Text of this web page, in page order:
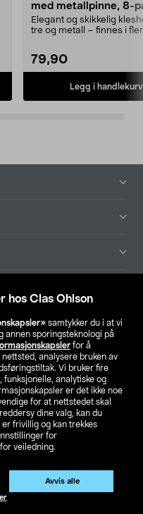
hos Clas Ohlson
samtykker du i at vi
annen sporingsteknologi på
for å
analysere bruken av
Vi bruker fire
analytiske og
er det ikke noe
for at nettstedet skal
dine valg, kan du
er frivillig og kan trekkes
for
veiledning.
Avvis alle
med metallpinne, 8-
Elegant og skikkelig
tre og metall – finnes i
79,90
Legg i handlekurv
butikk
FI
Kjøpsvilkår
For bedrifter
moms